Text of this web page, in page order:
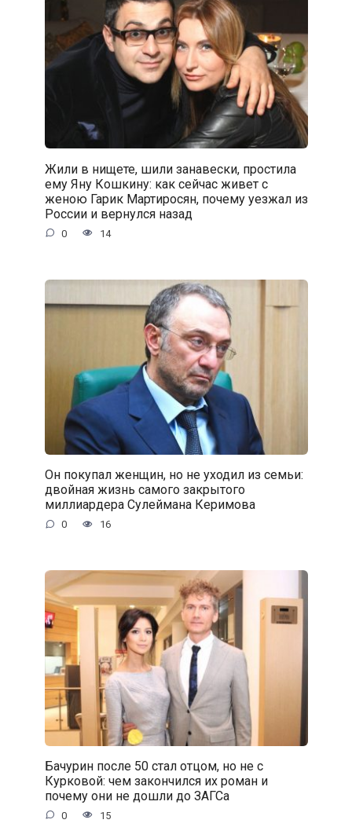
Жили в нищете, шили занавески, простила
ему Яну Кошкину: как сейчас живет с
женою Гарик Мартиросян, почему уезжал из
России и вернулся назад
0 14
Он покупал женщин, но не уходил из семьи:
двойная жизнь самого закрытого
миллиардера Сулеймана Керимова
0 16
Бачурин после 50 стал отцом, но не с
Курковой: чем закончился их роман и
почему они не дошли до ЗАГСа
0 15